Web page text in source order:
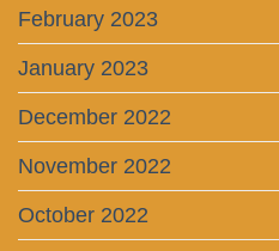
February 2023
January 2023
December 2022
November 2022
October 2022